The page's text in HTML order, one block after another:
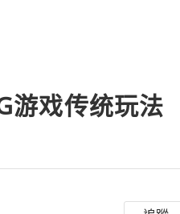
游戏传统玩法